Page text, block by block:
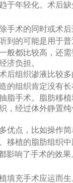
于年轻化。术后
手术的同时或术
到的可能是用于
般都比较高，还
济负担。
后组织渗液比较
的组织肯定没有
脂手术。
脂肪移
，经过体外静置
点，比如操作简
移植的脂肪组织
影响了手术的效果
填充手术应运而